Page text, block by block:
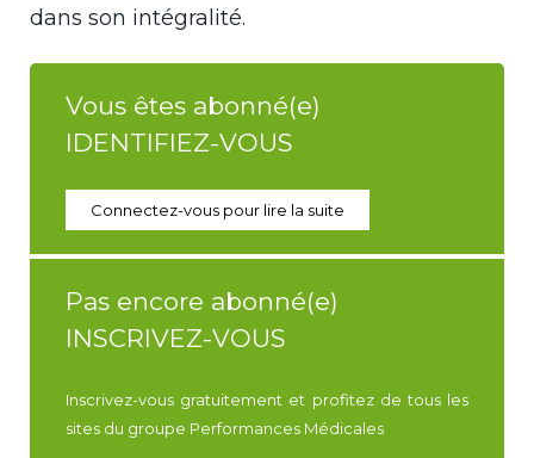
dans son intégralité.
Vous êtes abonné(e)
IDENTIFIEZ-VOUS
Connectez-vous pour lire la suite
Pas encore abonné(e)
INSCRIVEZ-VOUS
Inscrivez-vous gratuitement et profitez de tous les
sites du groupe Performances Médicales